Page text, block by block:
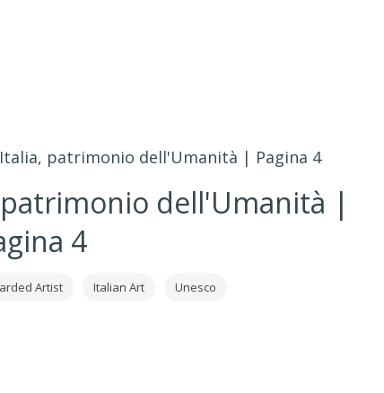
patrimonio dell'Umanità | Pagina 4
dell'Umanità |
4
Artist Italian Art Unesco